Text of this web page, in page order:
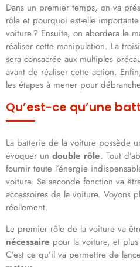
Dans un premier temps, on va
rôle et pourquoi est-elle
voiture ? Ensuite, on abordera le
réaliser cette manipulation. La
sera consacrée aux multiples
avant de réaliser cette action.
les étapes à mener pour
Qu’est-ce qu’une
La batterie de la voiture possède
évoquer un double rôle. Tout
fournir toute l’énergie
voiture. Sa seconde fonction va
accessoires de la voiture. Voyons
réellement.
Le premier rôle de la voiture va
nécessaire pour la voiture, et
C’est ce qu’il va permettre de